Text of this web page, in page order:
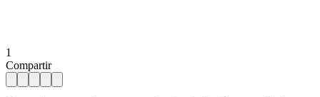
1
Compartir